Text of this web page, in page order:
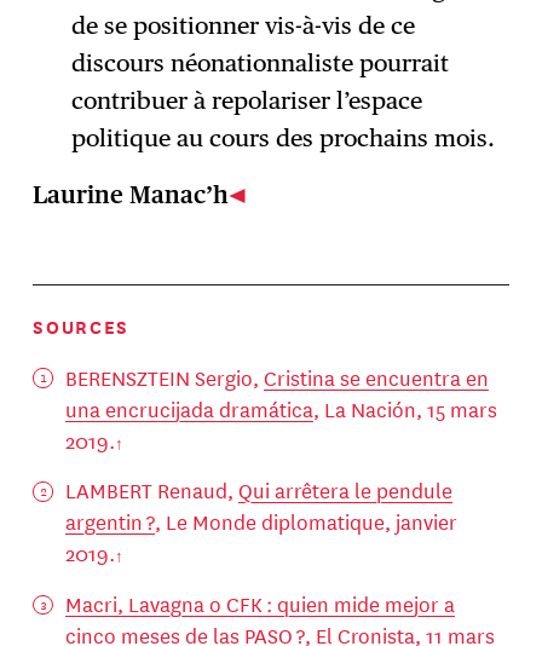
de se positionner vis-à-vis de ce
discours néonationnaliste pourrait
contribuer à repolariser l’espace
politique au cours des prochains mois.
Laurine Manac’h
SOURCES
BERENSZTEIN Sergio, Cristina se encuentra en
una encrucijada dramática, La Nación, 15 mars
2019.
LAMBERT Renaud, Qui arrêtera le pendule
argentin ?, Le Monde diplomatique, janvier
2019.
Macri, Lavagna o CFK : quien mide mejor a
cinco meses de las PASO ?, El Cronista, 11 mars